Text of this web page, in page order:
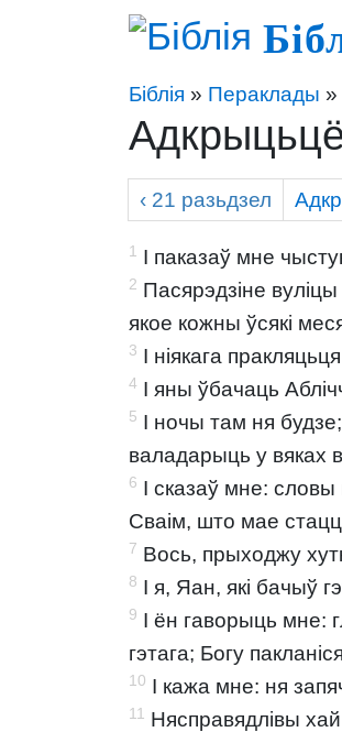
Біблія » Пераклады »
‹ 21 разьдзел
1 І паказаў мне
2 Пасярэдзіне
якое кожны ўсякі
3 І ніякага
4 І яны ўбачаць
5 І ночы там ня
валадарыць у вяках
6 І сказаў мне:
Сваім, што мае
7 Вось, прыходжу
8 І я, Яан, які бачыў
9 І ён гаворыць мне:
гэтага; Богу
10 І кажа мне: ня
11 Нясправядлівы